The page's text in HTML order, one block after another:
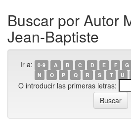
Buscar por Autor
Jean-Baptiste
Ir a: 0-9 A B C D E F G
N
O P Q R S T U
O introducir las primeras letras: